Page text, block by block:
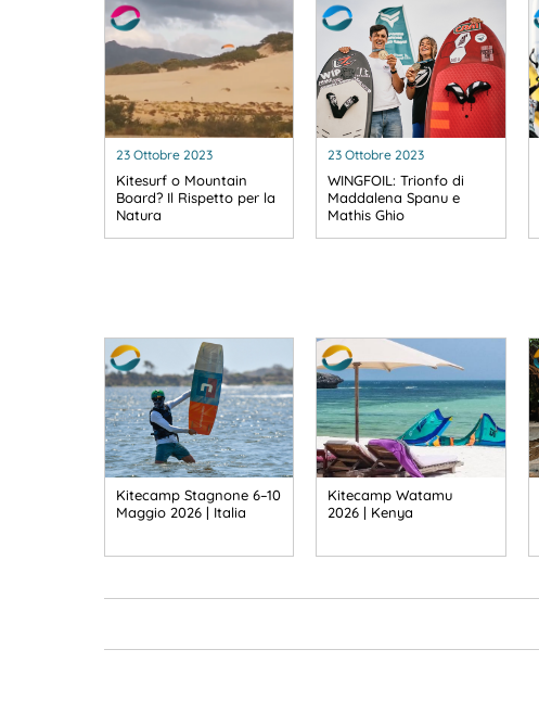
23 Ottobre 2023
Kitesurf o Mountain
Board? Il Rispetto per la
Natura
23 Ottobre 2023
WINGFOIL: Trionfo di
Maddalena Spanu e
Mathis Ghio
Kitecamp Stagnone 6–10
Maggio 2026 | Italia
Kitecamp Watamu
2026 | Kenya